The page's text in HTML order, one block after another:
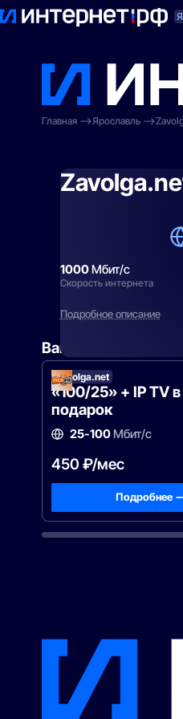
Поиск по адресу
Главная
Ярославль
1000Мбит/с
Скорость интернета
Подробное описание
Вам могут подойти
Zavolga.net
«100/25» + IP TV в
подарок
25-100Мбит/с
450 ₽/мес
Подробнее